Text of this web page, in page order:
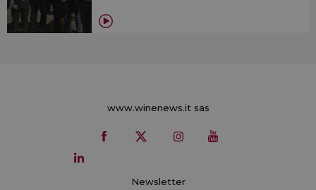
www.winenews.it sas
Newsletter